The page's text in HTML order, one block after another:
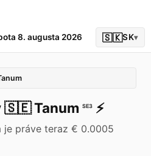
8. augusta 2026 🇸🇰SK▾
🇸🇪Tanum SE3 ⚡️
je práve teraz € 0.0005